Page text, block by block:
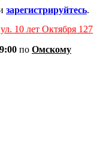
зарегистрируйтесь.
10 лет Октября 127
по Омскому